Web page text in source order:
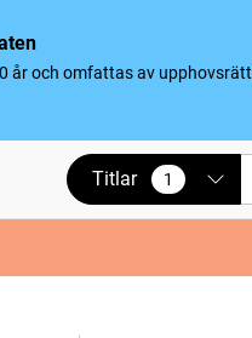
år och omfattas av
Titlar 1
vald